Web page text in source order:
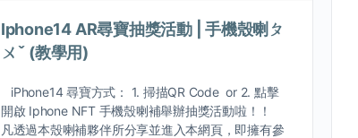
Iphone14 AR尋寶抽獎活動 | 手機殼喇ㄆ
ㄨˇ (教學用)
iPhone14 尋寶方式： 1. 掃描QR Code or 2. 點擊
開啟 Iphone NFT 手機殼喇補舉辦抽獎活動啦！！
凡透過本殼喇補夥伴所分享並進入本網頁，即擁有參